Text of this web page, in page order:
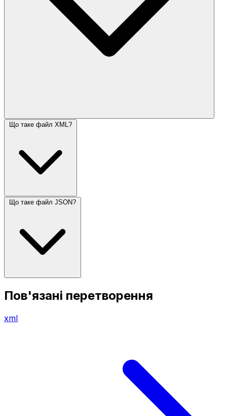
Що таке файл XML?
Що таке файл JSON?
Пов'язані перетворення
xml